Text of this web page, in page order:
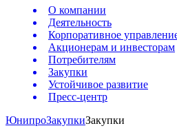
О компании
Деятельность
Корпоративное
Акционерам и инвесторам
Потребителям
Закупки
Устойчивое развитие
Пресс-центр
ЮнипроЗакупкиЗакупки